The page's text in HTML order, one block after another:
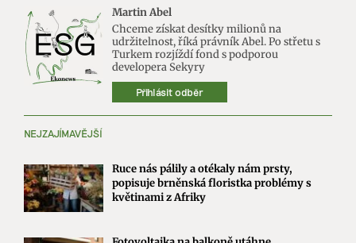
Martin Abel
Chceme získat desítky milionů na
udržitelnost, říká právník Abel. Po střetu s
Turkem rozjíždí fond s podporou
developera Sekyry
Přihlásit odběr
NEJZAJÍMAVĚJŠÍ
Ruce nás pálily a otékaly nám prsty,
popisuje brněnská floristka problémy s
květinami z Afriky